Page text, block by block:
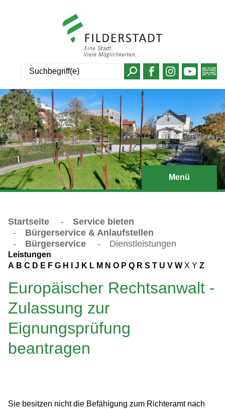
Menü
Startseite -
Service bieten
-
Bürgerservice & Anlaufstellen
-
Bürgerservice - Dienstleistungen
Leistungen
A B C D E F G H J K L M N O P Q R S T U V W X Y Z
Europäischer Rechtsanwalt -
Zulassung zur
Eignungsprüfung
beantragen
Sie besitzen nicht die Befähigung zum Richteramt nach